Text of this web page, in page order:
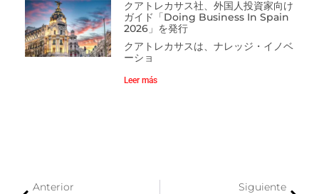
クアトレカサス社、外国人投資家向け
ガイド「Doing Business In Spain
2026」を発行
クアトレカサスは、ナレッジ・イノベ
ーショ
Leer más
Anterior Siguiente